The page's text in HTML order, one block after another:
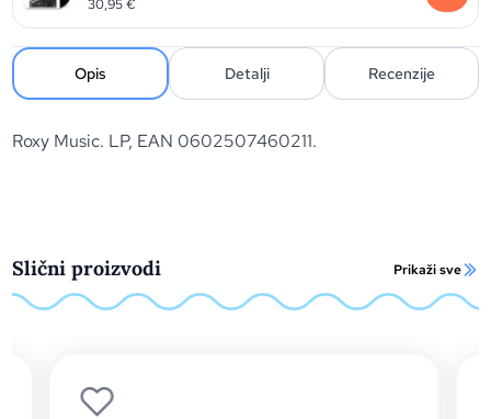
30,95€
Opis Detalji Recenzije
Roxy Music. LP, EAN 0602507460211.
Slični proizvodi Prikaži sve